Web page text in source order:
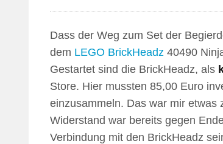
Dass der Weg zum Set der
dem LEGO BrickHeadz 40490
Gestartet sind die BrickHeadz, als
Store. Hier mussten 85,00 Euro
einzusammeln. Das war mir etwas
Widerstand war bereits gegen
Verbindung mit den BrickHeadz